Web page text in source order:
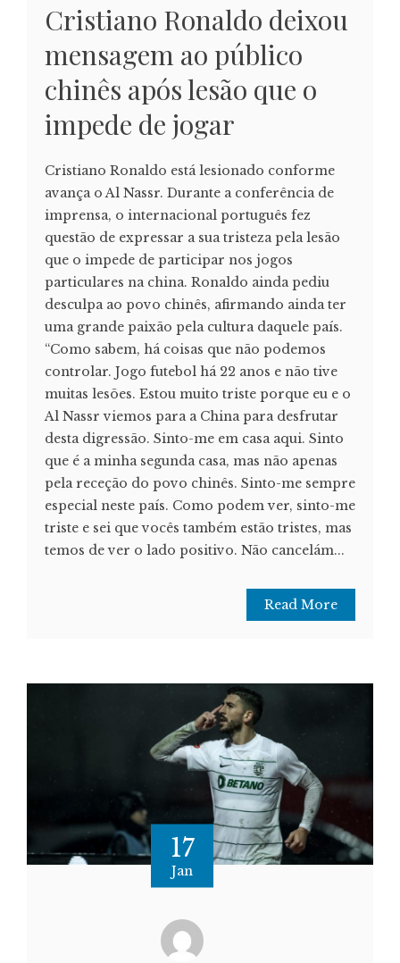
Cristiano Ronaldo deixou
mensagem ao público
chinês após lesão que o
impede de jogar
Cristiano Ronaldo está lesionado conforme
avança o Al Nassr. Durante a conferência de
imprensa, o internacional português fez
questão de expressar a sua tristeza pela lesão
que o impede de participar nos jogos
particulares na china. Ronaldo ainda pediu
desculpa ao povo chinês, afirmando ainda ter
uma grande paixão pela cultura daquele país.
“Como sabem, há coisas que não podemos
controlar. Jogo futebol há 22 anos e não tive
muitas lesões. Estou muito triste porque eu e o
Al Nassr viemos para a China para desfrutar
desta digressão. Sinto-me em casa aqui. Sinto
que é a minha segunda casa, mas não apenas
pela receção do povo chinês. Sinto-me sempre
especial neste país. Como podem ver, sinto-me
triste e sei que vocês também estão tristes, mas
temos de ver o lado positivo. Não cancelám...
Read More
17
Jan